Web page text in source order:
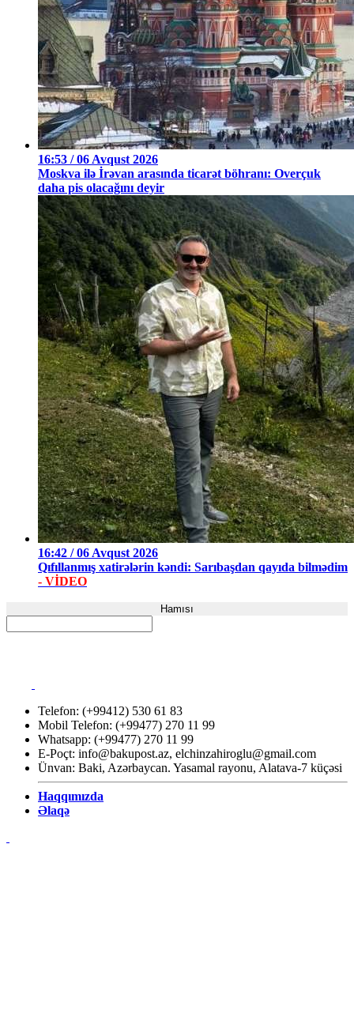
16:53 / 06 Avqust 2026
Moskva ilə İrəvan arasında ticarət böhranı: Overçuk
daha pis olacağını deyir
16:42 / 06 Avqust 2026
Qıfıllanmış xatirələrin kəndi: Sarıbaşdan qayıda bilmədim
- VİDEO
Hamısı
Telefon: (+99412) 530 61 83
Mobil Telefon: (+99477) 270 11 99
Whatsapp: (+99477) 270 11 99
E-Poçt: info@bakupost.az, elchinzahiroglu@gmail.com
Ünvan: Baki, Azərbaycan. Yasamal rayonu, Alatava-7 küçəsi
Haqqımızda
Əlaqə